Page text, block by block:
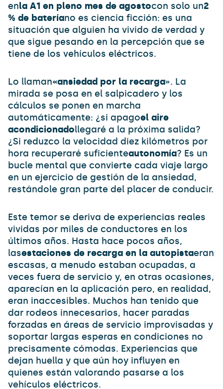
enla A1 en pleno mes de agostocon solo un2
% de bateríano es ciencia ficción: es una
situación que alguien ha vivido de verdad y
que sigue pesando en la percepción que se
tiene de los vehículos eléctricos.
Lo llaman«ansiedad por la recarga». La
mirada se posa en el salpicadero y los
cálculos se ponen en marcha
automáticamente: ¿si apagoel aire
acondicionadollegaré a la próxima salida?
¿Si reduzco la velocidad diez kilómetros por
hora recuperaré suficienteautonomía? Es un
bucle mental que convierte cada viaje largo
en un ejercicio de gestión de la ansiedad,
restándole gran parte del placer de conducir.
Este temor se deriva de experiencias reales
vividas por miles de conductores en los
últimos años. Hasta hace pocos años,
lasestaciones de recarga en la autopistaeran
escasas, a menudo estaban ocupadas, a
veces fuera de servicio y, en otras ocasiones,
aparecían en la aplicación pero, en realidad,
eran inaccesibles. Muchos han tenido que
dar rodeos innecesarios, hacer paradas
forzadas en áreas de servicio improvisadas y
soportar largas esperas en condiciones no
precisamente cómodas. Experiencias que
dejan huella y que aún hoy influyen en
quienes están valorando pasarse a los
vehículos eléctricos.